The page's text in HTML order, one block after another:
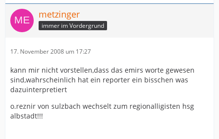
metzinger
immer im Vordergrund
17. November 2008 um 17:27
kann mir nicht vorstellen,dass das emirs worte gewesen
sind,wahrscheinlich hat ein reporter ein bisschen was
dazuinterpretiert
o.reznir von sulzbach wechselt zum regionalligisten hsg
albstadt!!!